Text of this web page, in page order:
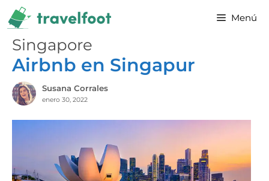
Saltar
al
contenido
Menú
Singapore
Airbnb en Singapur
Susana Corrales
enero 30, 2022